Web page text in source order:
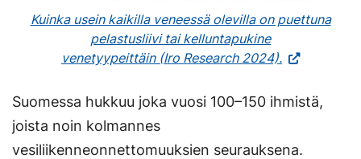
Kuinka usein kaikilla veneessä olevilla on puettuna
pelastusliivi tai kelluntapukine
venetyypeittäin (Iro Research 2024).
Suomessa hukkuu joka vuosi 100–150 ihmistä,
joista noin kolmannes
vesiliikenneonnettomuuksien seurauksena.